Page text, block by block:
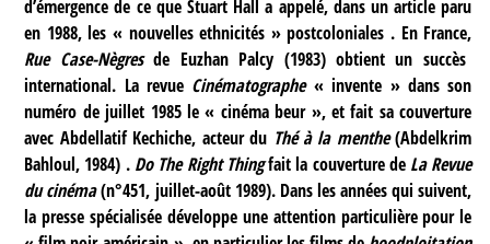
d’émergence de ce que Stuart Hall a appelé, dans un article paru
en 1988, les « nouvelles ethnicités » postcoloniales . En France,
Rue Case-Nègresde Euzhan Palcy (1983) obtient un succès
international. La revue Cinématographe« invente » dans son
numéro de juillet 1985 le « cinéma beur », et fait sa couverture
avec Abdellatif Kechiche, acteur du Thé à la menthe(Abdelkrim
Bahloul, 1984) . Do The Right Thingfait la couverture de La Revue
du cinéma(n°451, juillet-août 1989). Dans les années qui suivent,
la presse spécialisée développe une attention particulière pour le